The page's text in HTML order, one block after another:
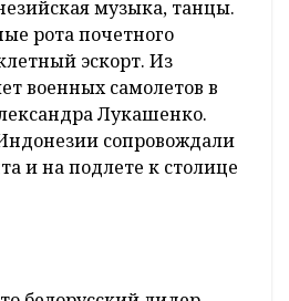
музыка, танцы.
рота почетного
эскорт. Из
военных самолетов в
Лукашенко.
сопровождали
и на подлете к столице